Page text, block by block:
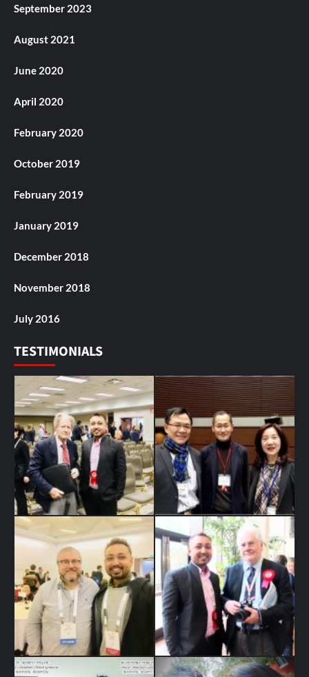
September 2023
August 2021
June 2020
April 2020
February 2020
October 2019
February 2019
January 2019
December 2018
November 2018
July 2016
TESTIMONIALS